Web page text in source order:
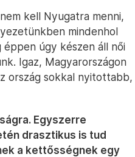
kell Nyugatra menni,
mindenhol
úgy készen áll női
Igaz, Magyarországon
ország sokkal nyitottabb,
Egyszerre
drasztikus is tud
a kettősségnek egy